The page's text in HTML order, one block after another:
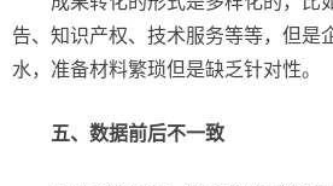
告、知识产权、技术服务等等，但是
水，准备材料繁琐但是缺乏针对性。
五、数据前后不一致